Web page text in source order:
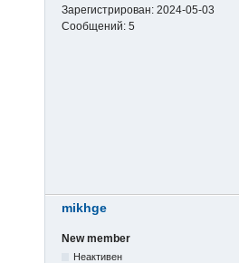
Зарегистрирован: 2024-05-03
Сообщений: 5
mikhge
New member
Неактивен